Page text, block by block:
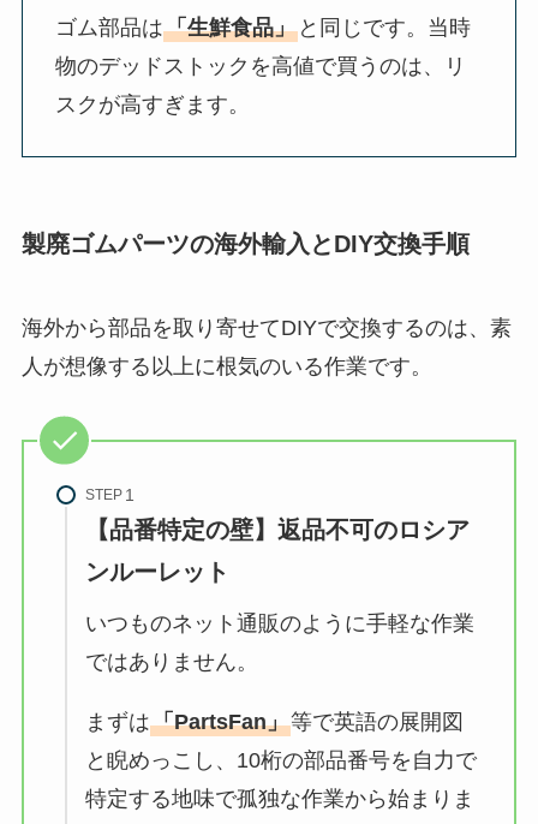
ゴム部品は「生鮮食品」と同じです。当時
物のデッドストックを高値で買うのは、リ
スクが高すぎます。
製廃ゴムパーツの海外輸入とDIY交換手順
海外から部品を取り寄せてDIYで交換するのは、素
人が想像する以上に根気のいる作業です。
STEP
【品番特定の壁】返品不可のロシア
ンルーレット
いつものネット通販のように手軽な作業
ではありません。
まずは「PartsFan」等で英語の展開図
と睨めっこし、10桁の部品番号を自力で
特定する地味で孤独な作業から始まりま